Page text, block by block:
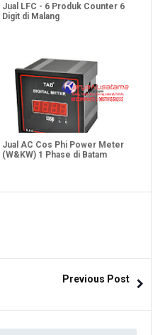
Jual LFC - 6 Produk Counter 6
Digit di Malang
Jual AC Cos Phi Power Meter
(W&KW) 1 Phase di Batam
Previous Post